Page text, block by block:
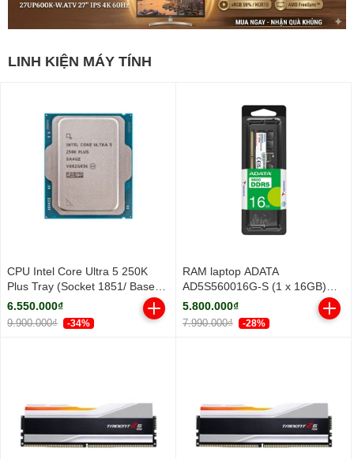
LINH KIỆN MÁY TÍNH
CPU Intel Core Ultra 5 250K
Plus Tray (Socket 1851/ Base
3.3Ghz/ Turbo 5.3GHz/ 18
Cores/ 18 Threads/ Cache
30MB)
6.550.000₫
9.900.000₫ -34%
RAM laptop ADATA
AD5S560016G-S (1 x 16GB)
DDR5 5600MHz
5.800.000₫
7.990.000₫ -28%